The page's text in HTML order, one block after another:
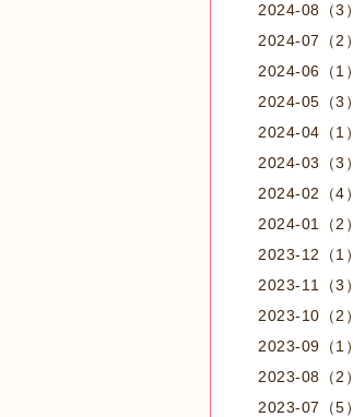
2024-08（3）
2024-07（2）
2024-06（1）
2024-05（3）
2024-04（1）
2024-03（3）
2024-02（4）
2024-01（2）
2023-12（1）
2023-11（3）
2023-10（2）
2023-09（1）
2023-08（2）
2023-07（5）